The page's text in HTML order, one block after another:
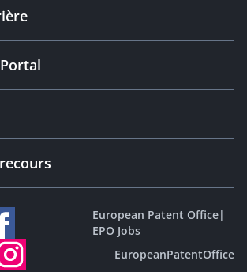
European Patent Office|
EPO Jobs
EuropeanPatentOffice